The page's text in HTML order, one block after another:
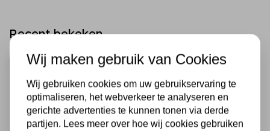
Recent bekeken
Wij maken gebruik van Cookies
Wij gebruiken cookies om uw gebruikservaring te
optimaliseren, het webverkeer te analyseren en
gerichte advertenties te kunnen tonen via derde
partijen. Lees meer over hoe wij cookies gebruiken